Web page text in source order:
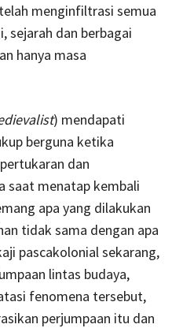
menginfiltrasi semua
sejarah dan berbagai
hanya masa
) mendapati
berguna ketika
dan
saat menatap kembali
apa yang dilakukan
tidak sama dengan apa
pascakolonial sekarang,
lintas budaya,
fenomena tersebut,
perjumpaan itu dan